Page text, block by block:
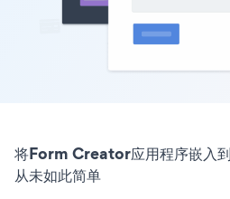
将Form Creator应用程序嵌入
从未如此简单